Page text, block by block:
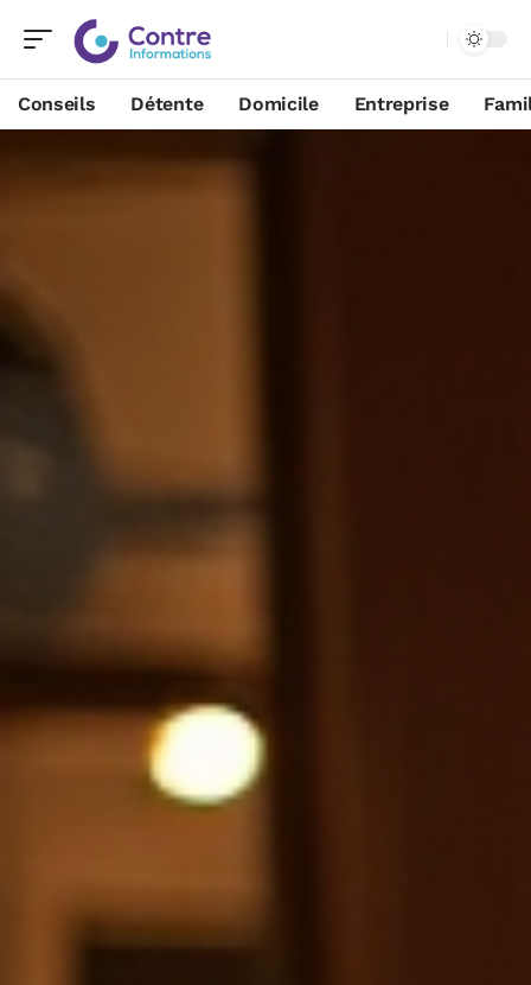
Conseils Détente Domicile Entreprise